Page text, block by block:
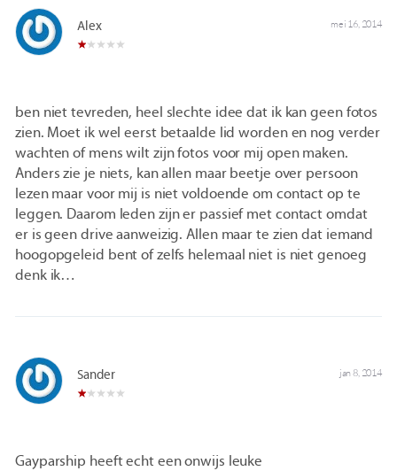
Alex mei 16, 2014
ben niet tevreden, heel slechte idee dat ik kan geen fotos
zien. Moet ik wel eerst betaalde lid worden en nog verder
wachten of mens wilt zijn fotos voor mij open maken.
Anders zie je niets, kan allen maar beetje over persoon
lezen maar voor mij is niet voldoende om contact op te
leggen. Daarom leden zijn er passief met contact omdat
er is geen drive aanweizig. Allen maar te zien dat iemand
hoogopgeleid bent of zelfs helemaal niet is niet genoeg
denk ik…
Sander jan 8, 2014
Gayparship heeft echt een onwijs leuke